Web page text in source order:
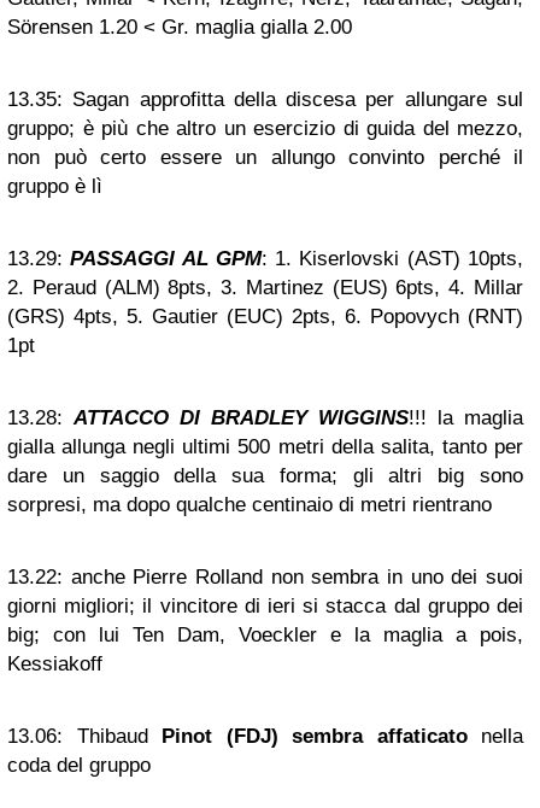
Sörensen 1.20 < Gr. maglia gialla 2.00
13.35: Sagan approfitta della discesa per allungare sul
gruppo; è più che altro un esercizio di guida del mezzo,
non può certo essere un allungo convinto perché il
gruppo è lì
13.29: PASSAGGI AL GPM: 1. Kiserlovski (AST) 10pts,
2. Peraud (ALM) 8pts, 3. Martinez (EUS) 6pts, 4. Millar
(GRS) 4pts, 5. Gautier (EUC) 2pts, 6. Popovych (RNT)
1pt
13.28: ATTACCO DI BRADLEY WIGGINS!!! la maglia
gialla allunga negli ultimi 500 metri della salita, tanto per
dare un saggio della sua forma; gli altri big sono
sorpresi, ma dopo qualche centinaio di metri rientrano
13.22: anche Pierre Rolland non sembra in uno dei suoi
giorni migliori; il vincitore di ieri si stacca dal gruppo dei
big; con lui Ten Dam, Voeckler e la maglia a pois,
Kessiakoff
13.06: Thibaud Pinot (FDJ) sembra affaticatonella
coda del gruppo